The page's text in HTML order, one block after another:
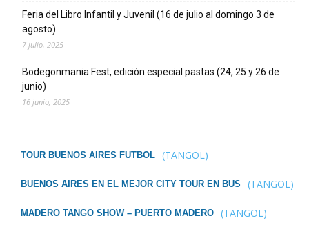
Feria del Libro Infantil y Juvenil (16 de julio al domingo 3 de
agosto)
7 julio, 2025
Bodegonmania Fest, edición especial pastas (24, 25 y 26 de
junio)
16 junio, 2025
TOUR BUENOS AIRES FUTBOL (TANGOL)
BUENOS AIRES EN EL MEJOR CITY TOUR EN BUS (TANGOL)
MADERO TANGO SHOW – PUERTO MADERO (TANGOL)